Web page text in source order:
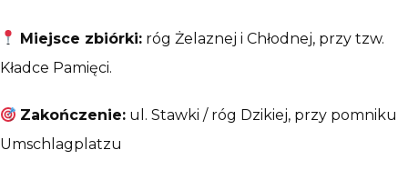
Miejsce zbiórki: róg Żelaznej i Chłodnej, przy tzw.
Kładce Pamięci.
Zakończenie: ul. Stawki / róg Dzikiej, przy pomniku
Umschlagplatzu